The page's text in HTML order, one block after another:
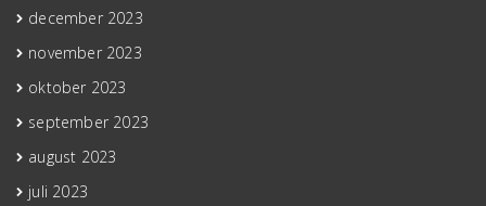
december 2023
november 2023
oktober 2023
september 2023
august 2023
juli 2023